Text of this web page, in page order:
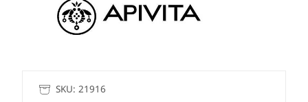
SKU: 21916